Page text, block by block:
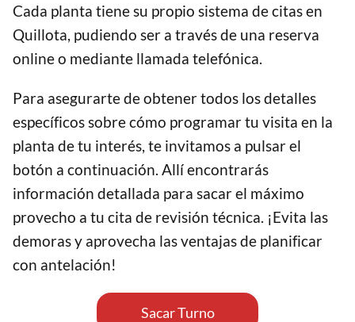
Cada planta tiene su propio sistema de citas en
Quillota, pudiendo ser a través de una reserva
online o mediante llamada telefónica.
Para asegurarte de obtener todos los detalles
específicos sobre cómo programar tu visita en la
planta de tu interés, te invitamos a pulsar el
botón a continuación. Allí encontrarás
información detallada para sacar el máximo
provecho a tu cita de revisión técnica. ¡Evita las
demoras y aprovecha las ventajas de planificar
con antelación!
Sacar Turno